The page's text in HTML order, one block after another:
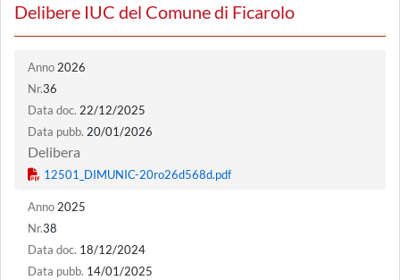
Delibere IUC del Comune di Ficarolo
Anno 2026
Nr.36
Data doc. 22/12/2025
Data pubb. 20/01/2026
Delibera
Anno2025
Nr.38
Data doc. 18/12/2024
Data pubb. 14/01/2025